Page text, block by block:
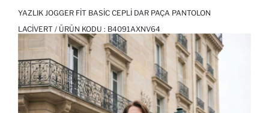
YAZLIK JOGGER FIT BASIC CEPLI DAR PAÇA PANTOLON
LACIVERT / ÜRÜN KODU : B4091AXNV64